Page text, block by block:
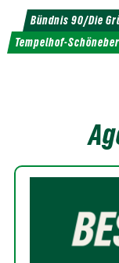
Weiter
zum
Inhalt
Bündnis 90/Die
Tempelhof-